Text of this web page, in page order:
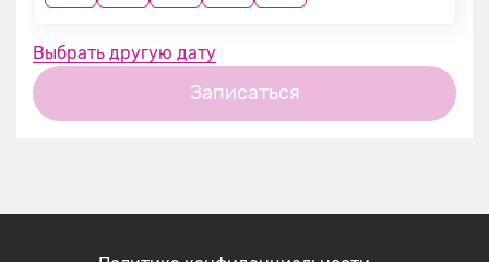
Выбрать другую дату
Записаться